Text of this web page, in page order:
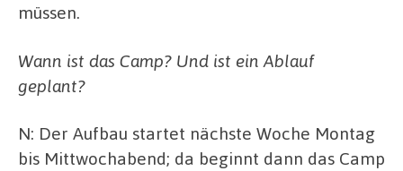
müssen.
Wann ist das Camp? Und ist ein Ablauf
geplant?
N: Der Aufbau startet nächste Woche Montag
bis Mittwochabend; da beginnt dann das Camp